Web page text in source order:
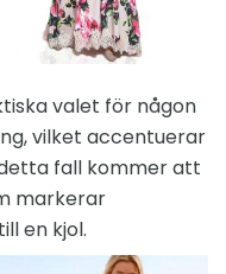
valet för någon
vilket accentuerar
fall kommer att
markerar
en kjol.